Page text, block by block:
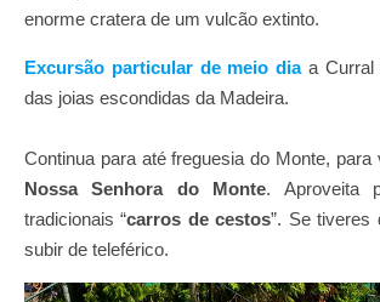
enorme cratera de um vulcão extinto.
Excursão particular de meio diaa Curral
das joias escondidas da Madeira.
Continua para até freguesia do Monte, para
Nossa Senhora do Monte. Aproveita
tradicionais “carros de cestos”. Se tiveres
subir de teleférico.